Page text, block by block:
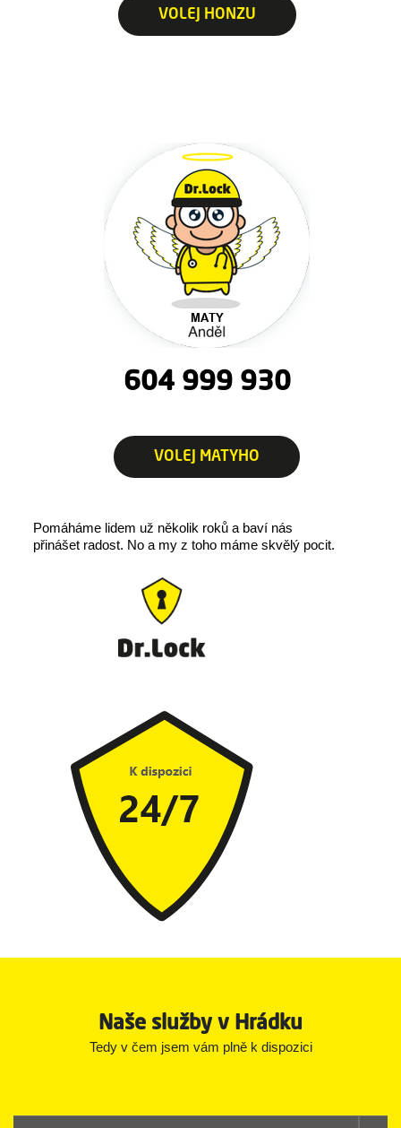
VOLEJ HONZU
604 999 930
VOLEJ MATYHO
Pomáháme lidem už několik roků a baví nás
přinášet radost. No a my z toho máme skvělý pocit.
Naše služby v Hrádku
Tedy v čem jsem vám plně k dispozici